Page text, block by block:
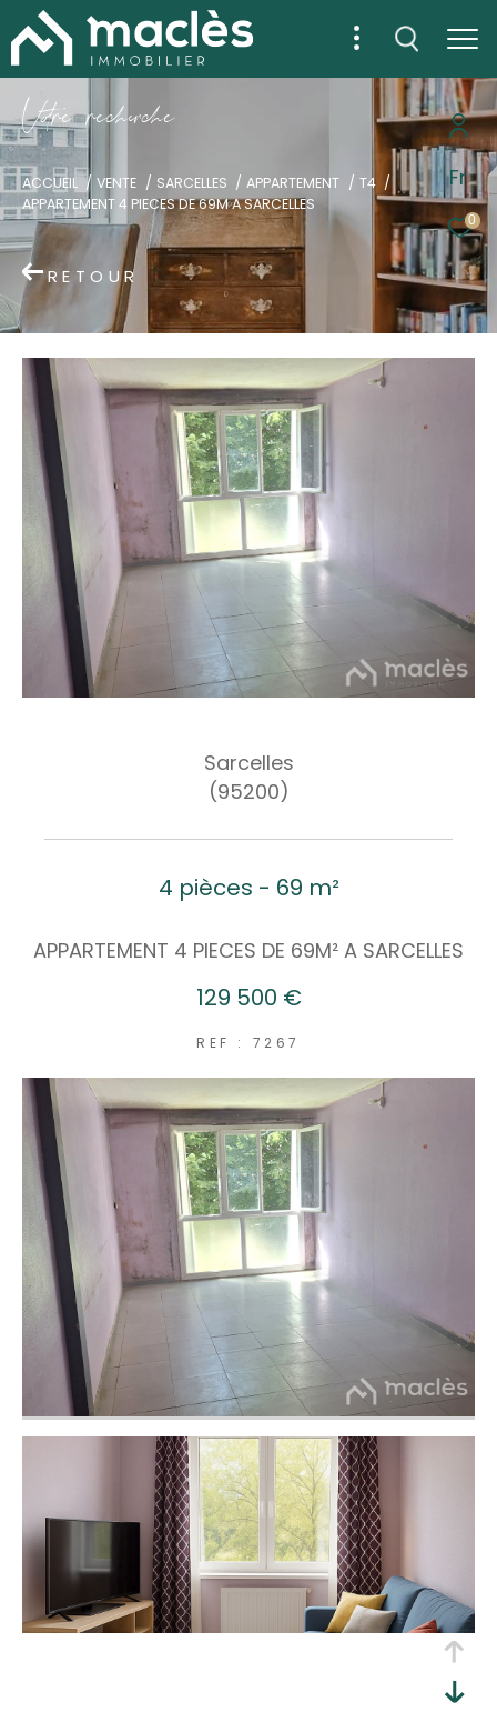
Fr
0
Vore recece
ACCUEIL VENTE SARCELLES APPARTEMENT
T4
APPARTEMENT 4 PIECES DE 69M A SARCELLES
RETOUR
Sarcelles
(95200)
4 pièces - 69 m²
APPARTEMENT 4 PIECES DE 69M² A SARCELLES
129 500 €
REF : 7267